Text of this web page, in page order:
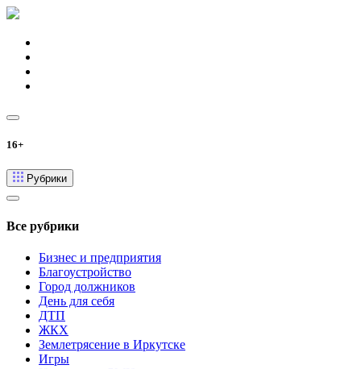
16+
Рубрики
Все рубрики
Бизнес и предприятия
Благоустройство
Город должников
День для себя
ДТП
ЖКХ
Землетрясение в Иркутске
Игры